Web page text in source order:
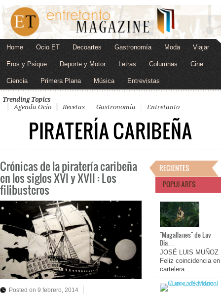
Home Ocio ET Decoartes Gastronomía Moda Viajar
Eros y Psique Deporte y Motor Letras Columnas Cine
Ciencia Primera Plana Música Entrevistas
Trending Topics
Agenda Ocio
Recetas Gastronomía Entretanto
PIRATERÍA CARIBEÑA
Crónicas de la piratería caribeña
en los siglos XVI y XVII : Los
filibusteros
Posted on 9 febrero, 2014
RECIENTES
POPULARES
"Magallanes" de Lav
Dia…
JOSÉ LUIS MUÑOZ
Feliz coincidencia en
cartelera…